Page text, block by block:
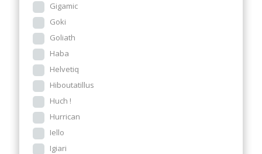
Gigamic
Goki
Goliath
Haba
Helvetiq
Hiboutatillus
Huch !
Hurrican
Iello
Igiari